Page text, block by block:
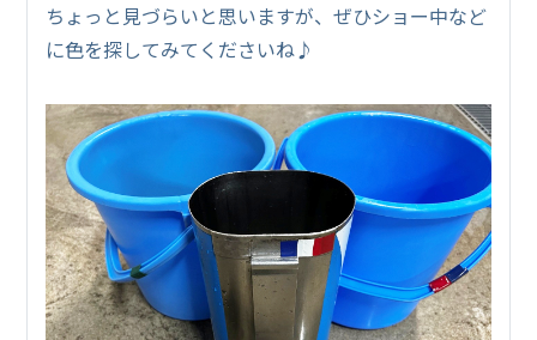
ちょっと見づらいと思いますが、ぜひショー中など
に色を探してみてくださいね♪